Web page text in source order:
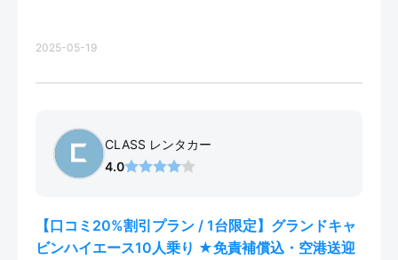
2025-05-19
CLASS レンタカー
4.0
【口コミ20%割引プラン / 1台限定】グランドキャ
ビンハイエース10人乗り ★免責補償込・空港送迎